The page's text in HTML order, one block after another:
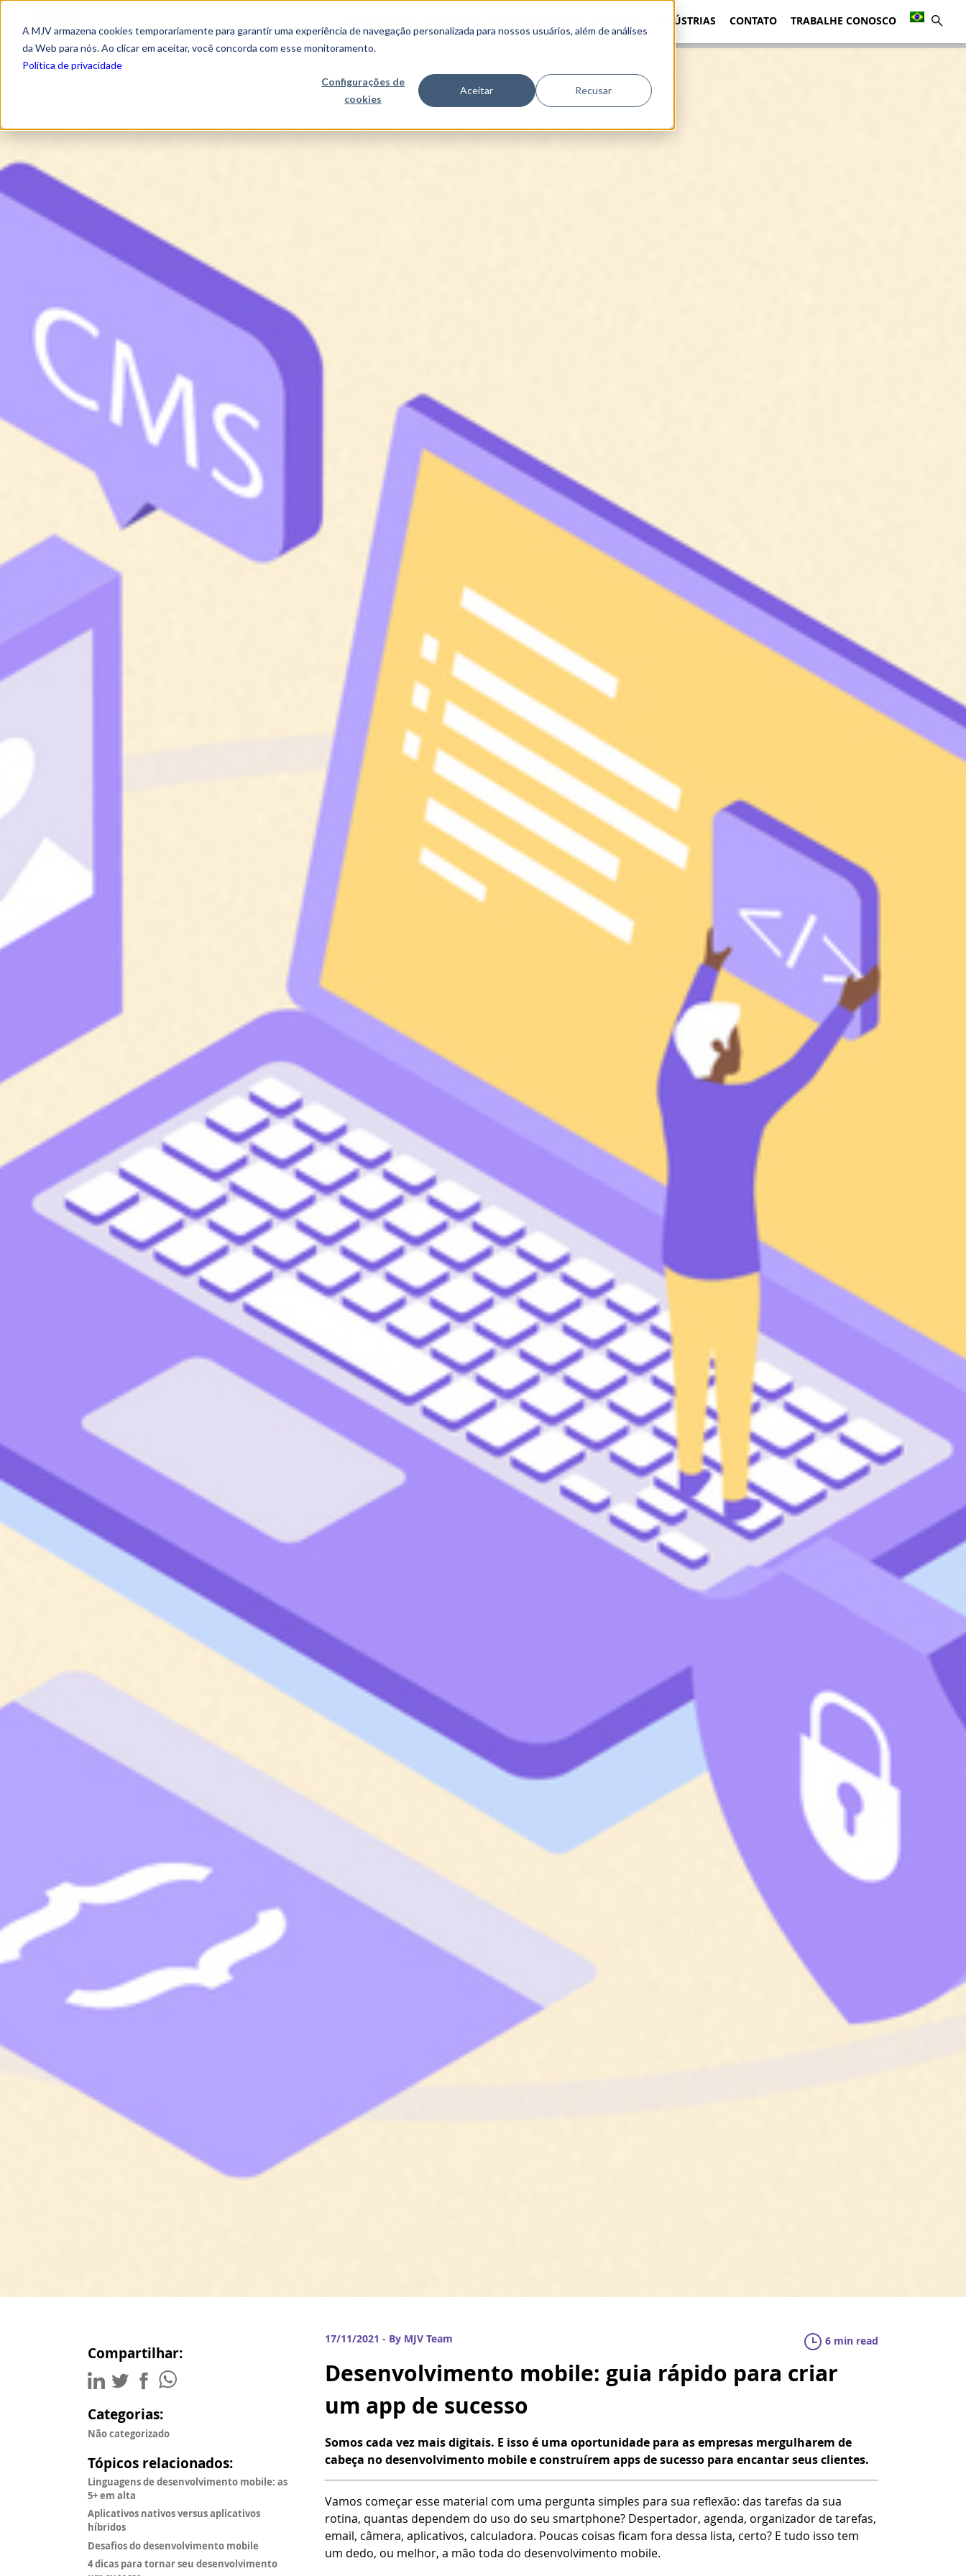
A MJV armazena cookies temporariamente para garantir uma experiência de navegação personalizada para nossos usuários, além de análises
da Web para nós. Ao clicar em aceitar, você concorda com esse monitoramento.
Política de privacidade
Configurações de
cookies
Aceitar Recusar
INDÚSTRIAS CONTATO TRABALHE CONOSCO
Compartilhar:
Categorias:
Não categorizado
Tópicos relacionados:
Linguagens de desenvolvimento mobile: as
5+ em alta
Aplicativos nativos versus aplicativos
híbridos
Desafios do desenvolvimento mobile
4 dicas para tornar seu desenvolvimento
17/11/2021 - By MJV Team 6 min read
Desenvolvimento mobile: guia rápido para criar
um app de sucesso
Somos cada vez mais digitais. E isso é uma oportunidade para as empresas mergulharem de
cabeça no desenvolvimento mobile e construírem apps de sucesso para encantar seus clientes.
Vamos começar esse material com uma pergunta simples para sua reflexão: das tarefas da sua
rotina, quantas dependem do uso do seu smartphone? Despertador, agenda, organizador de tarefas,
email, câmera, aplicativos, calculadora. Poucas coisas ficam fora dessa lista, certo? E tudo isso tem
um dedo, ou melhor, a mão toda do desenvolvimento mobile.